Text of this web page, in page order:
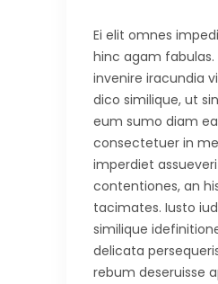
Ei elit omnes
hinc agam fabulas.
invenire iracundia
dico similique, ut
eum sumo diam
consectetuer in
imperdiet
contentiones, an
tacimates. Iusto
similique
delicata
rebum deseruisse